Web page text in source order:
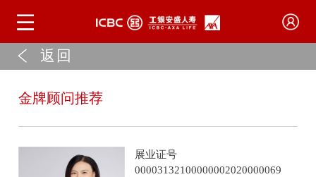
返回
金牌顾问推荐
展业证号
00003132100000002020000069